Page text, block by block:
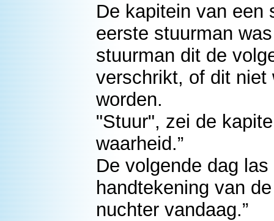
De kapitein van een
eerste stuurman
stuurman dit de
verschrikt, of dit niet
worden.
"Stuur", zei de
waarheid.”
De volgende dag
handtekening van
nuchter vandaag.”